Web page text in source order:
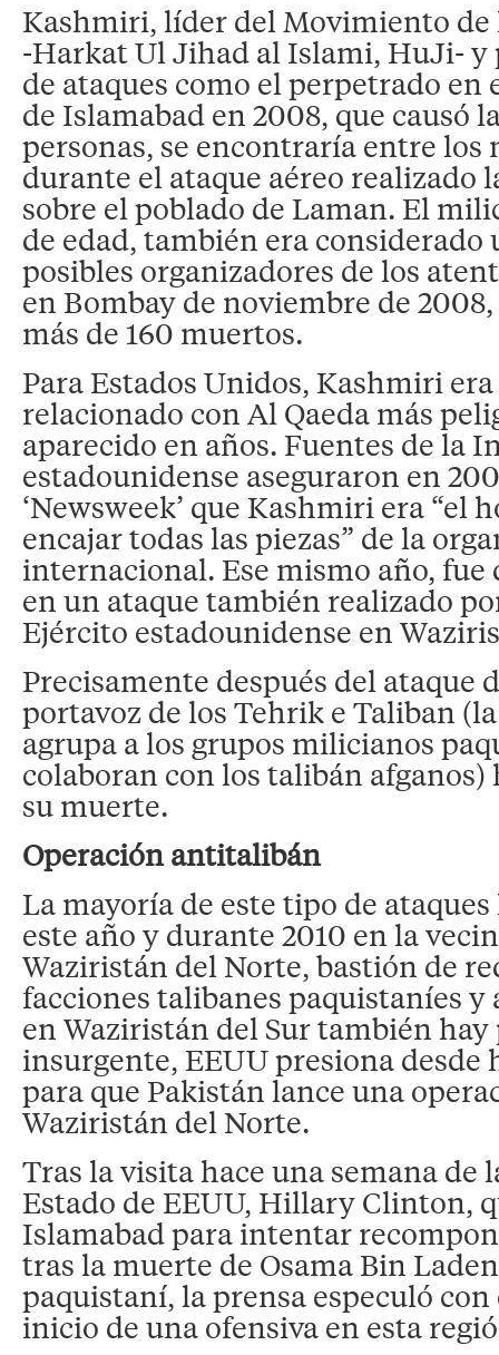
Kashmiri, líder del Movimiento de
-Harkat Ul Jihad al Islami, HuJi- y
de ataques como el perpetrado
de Islamabad en 2008, que causó
personas, se encontraría entre los
durante el ataque aéreo realizado
sobre el poblado de Laman. El
de edad, también era considerado
posibles organizadores de los
en Bombay de noviembre de
más de 160 muertos.
Para Estados Unidos, Kashmiri
relacionado con Al Qaeda más
aparecido en años. Fuentes de la
estadounidense aseguraron en
‘Newsweek’ que Kashmiri era “el
encajar todas las piezas” de la
internacional. Ese mismo año,
en un ataque también realizado
Ejército estadounidense en
Precisamente después del ataque
portavoz de los Tehrik e Taliban
agrupa a los grupos milicianos
colaboran con los talibán
su muerte.
Operación antitalibán
La mayoría de este tipo de
este año y durante 2010 en la
Waziristán del Norte, bastión de
facciones talibanes paquistaníes y
en Waziristán del Sur también hay
insurgente, EEUU presiona desde
para que Pakistán lance una
Waziristán del Norte.
Tras la visita hace una semana de
Estado de EEUU, Hillary Clinton,
Islamabad para intentar
tras la muerte de Osama Bin
paquistaní, la prensa especuló
inicio de una ofensiva en esta